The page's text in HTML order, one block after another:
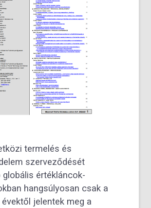
termelés és
szerveződését
értékláncok-
hangsúlyosan csak a
jelentek meg a